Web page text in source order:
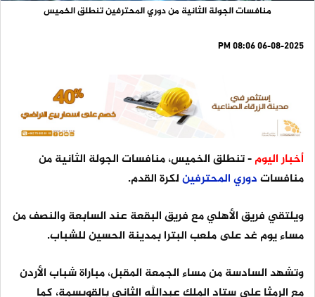
منافسات الجولة الثانية من دوري المحترفين تنطلق الخميس
06-08-2025 08:06 PM
أخبار اليوم- تنطلق الخميس، منافسات الجولة الثانية من
منافساتدوريالمحترفينلكرة القدم.
ويلتقي فريق الأهلي مع فريق البقعة عند السابعة والنصف من
مساء يوم غد على ملعب البترا بمدينة الحسين للشباب.
وتشهد السادسة من مساء الجمعة المقبل، مباراة شباب الأردن
مع الرمثا على ستاد الملك عبدالله الثاني بالقويسمة، كما